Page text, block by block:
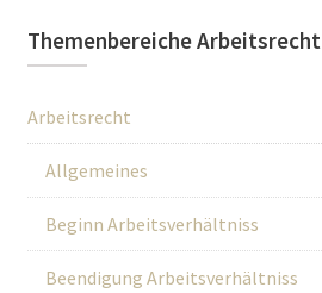
Themenbereiche Arbeitsrecht
Arbeitsrecht
Allgemeines
Beginn Arbeitsverhältniss
Beendigung Arbeitsverhältniss